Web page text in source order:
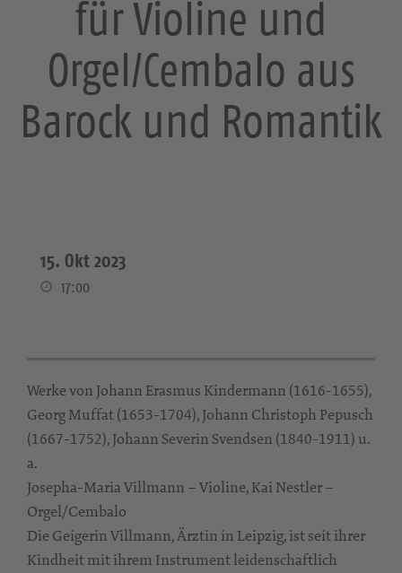
für Violine und
Orgel/Cembalo aus
Barock und Romantik
15. Okt 2023
17:00
Werke von Johann Erasmus Kindermann (1616-1655),
Georg Muffat (1653-1704), Johann Christoph Pepusch
(1667-1752), Johann Severin Svendsen (1840-1911) u.
a.
Josepha-Maria Villmann – Violine, Kai Nestler –
Orgel/Cembalo
Die Geigerin Villmann, Ärztin in Leipzig, ist seit ihrer
Kindheit mit ihrem Instrument leidenschaftlich